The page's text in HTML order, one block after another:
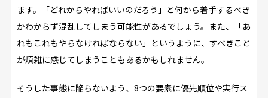
ます。「どれからやればいいのだろう」と何から着手するべき
かわからず混乱してしまう可能性があるでしょう。また、「あ
れもこれもやらなければならない」というように、すべきこと
が煩雑に感じてしまうこともあるかもしれません。
そうした事態に陥らないよう、8つの要素に優先順位や実行ス